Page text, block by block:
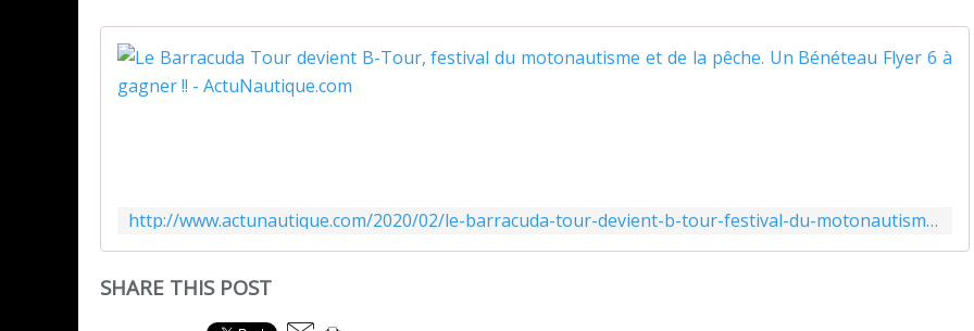
2
http://www.actunautique.com/2020/02/le-barracuda-tour-devient-b-tour-festival-du-motonautisme-et-de-la-peche.1-beneteau-flyer-a-gagner.html
SHARE THIS POST